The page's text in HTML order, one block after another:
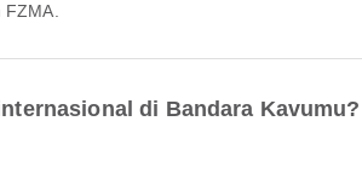
di Bandara Kavumu?